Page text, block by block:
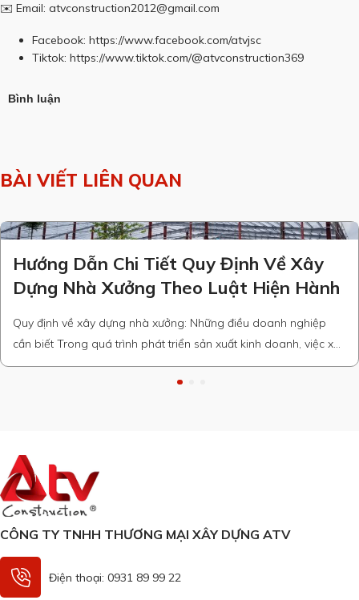
✉️ Email: atvconstruction2012@gmail.com
Facebook: https://www.facebook.com/atvjsc
Tiktok: https://www.tiktok.com/@atvconstruction369
Bình luận
BÀI VIẾT LIÊN QUAN
Hướng Dẫn Chi Tiết Quy Định Về Xây
Dựng Nhà Xưởng Theo Luật Hiện Hành
Quy định về xây dựng nhà xưởng: Những điều doanh nghiệp
cần biết Trong quá trình phát triển sản xuất kinh doanh, việc xây
dựng nhà xưởng là một trong những bước quan trọng giúp
doanh nghiệp mở rộng quy mô và nâng cao năng lực cạnh
CÔNG TY TNHH THƯƠNG MẠI XÂY DỰNG ATV
Điện thoại: 0931 89 99 22